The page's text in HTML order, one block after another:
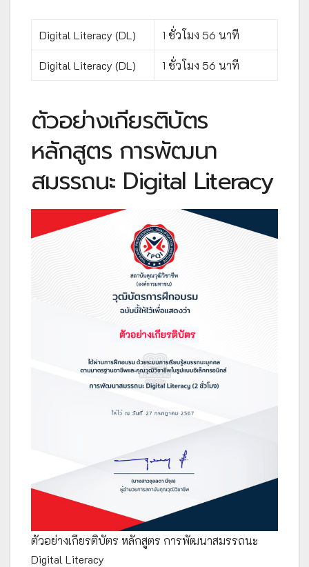
Digital Literacy (DL) 1 ชั่วโมง 56 นาที
Digital Literacy (DL) 1 ชั่วโมง 56 นาที
ตัวอย่างเกียรติบัตร
หลักสูตร การพัฒนา
สมรรถนะ Digital Literacy
ตัวอย่างเกียรติบัตร หลักสูตร การพัฒนาสมรรถนะ
Digital Literacy